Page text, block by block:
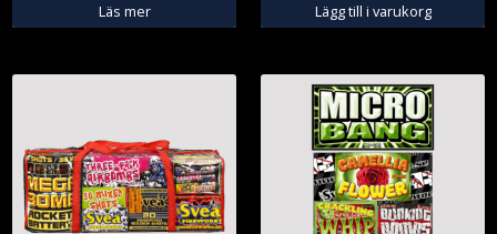
Läs mer Lägg till i varukorg